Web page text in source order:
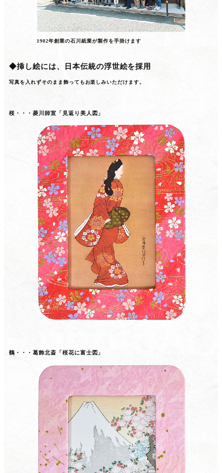
1902年創業の石川紙業が製作を手掛けます
◆挿し絵には、日本伝統の浮世絵を採用
写真を入れずそのまま飾ってもお楽しみいただけます。
桜・・・菱川師宣「見返り美人図」
鶴・・・葛飾北斎「桜花に富士図」